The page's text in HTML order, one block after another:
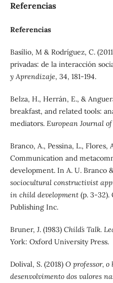
Referencias
Referencias
Basílio, M & Rodríguez, C.
privadas: de la interacción
y Aprendizaje, 34, 181-194.
Belza, H., Herrán, E., &
breakfast, and related tools:
mediators. European Journal
Branco, A., Pessina, L., Flores,
Communication and
development. In A. U. Branco
sociocultural constructivist
in child development(p. 3-32).
Publishing Inc.
Bruner, J. (1983) Child´s Talk.
York: Oxford University Press.
Dolival, S. (2018) O professor,
desenvolvimento dos valores